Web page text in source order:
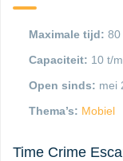
Maximale tijd: 80
Capaciteit: 10 t/
Open sinds: mei
Thema’s: Mobiel
Time Crime